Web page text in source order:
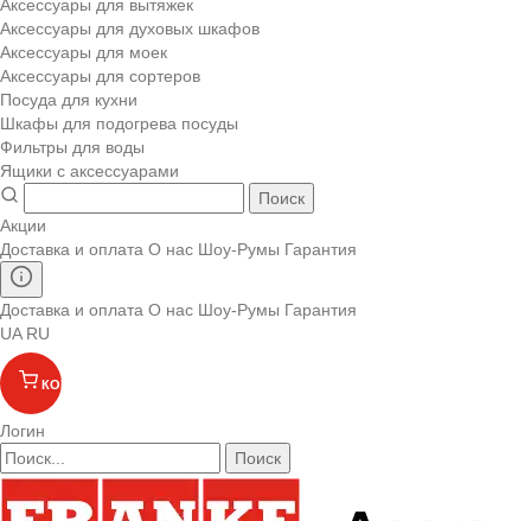
Аксессуары для вытяжек
Аксессуары для духовых шкафов
Аксессуары для моек
Аксессуары для сортеров
Посуда для кухни
Шкафы для подогрева посуды
Фильтры для воды
Ящики с аксессуарами
Поиск
Акции
Доставка и оплата О нас Шоу-Румы Гарантия
Доставка и оплата О нас Шоу-Румы Гарантия
UA RU
КОРЗИНА
Логин
Поиск